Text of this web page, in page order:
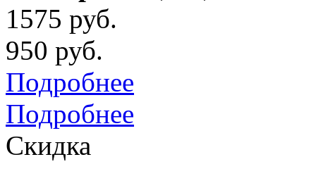
1575 руб.
950 руб.
Подробнее
Подробнее
Скидка